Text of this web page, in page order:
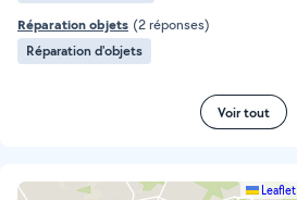
Réparation objets (2 réponses)
Réparation d'objets
Voir tout
Leaflet